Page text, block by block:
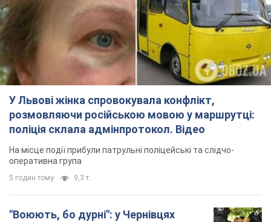
У Львові жінка спровокувала конфлікт,
розмовляючи російською мовою у маршрутці:
поліція склала адмінпротокол. Відео
На місце події прибули патрульні поліцейські та слідчо-
оперативна група
5 годин тому 9,3 т.
"Воюють, бо дурні": у Чернівцях